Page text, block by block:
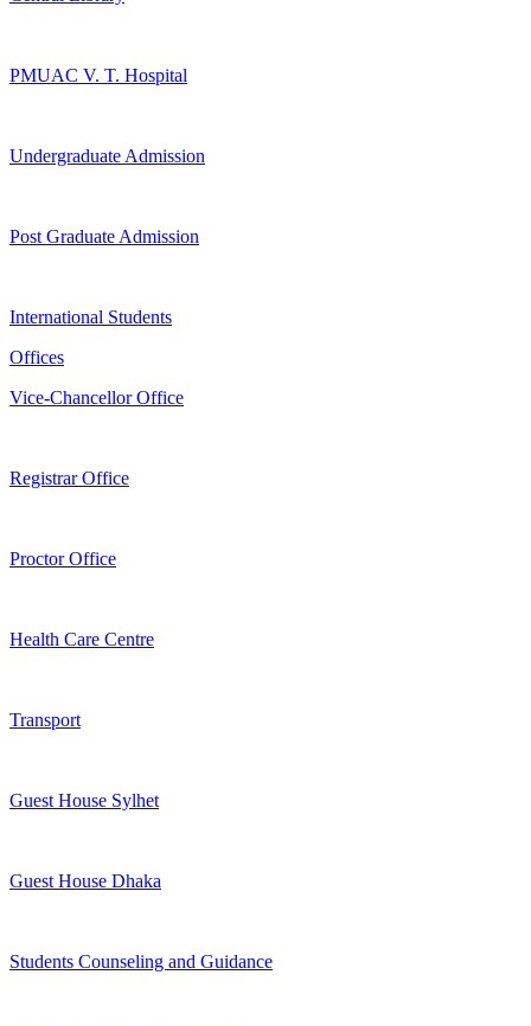
PMUAC V. T. Hospital
Undergraduate Admission
Post Graduate Admission
International Students
Offices
Vice-Chancellor Office
Registrar Office
Proctor Office
Health Care Centre
Transport
Guest House Sylhet
Guest House Dhaka
Students Counseling and Guidance